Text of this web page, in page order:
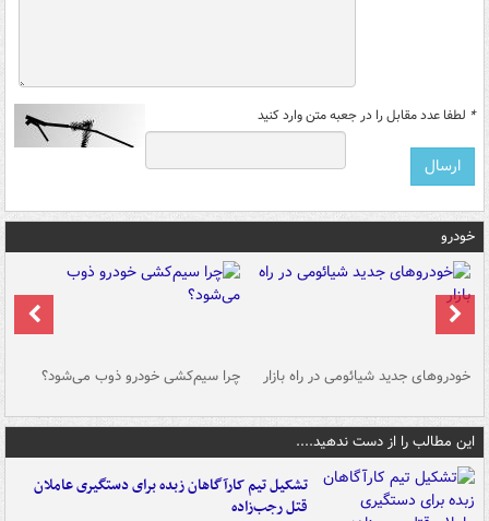
* لطفا عدد مقابل را در جعبه متن وارد کنید
خودرو
خودروهای جدید شیائومی در راه بازار چرا سیم‌کشی خودرو ذوب می‌شود؟
این مطالب را از دست ندهید....
تشکیل تیم کارآگاهان زبده برای دستگیری عاملان
قتل رجب‌زاده